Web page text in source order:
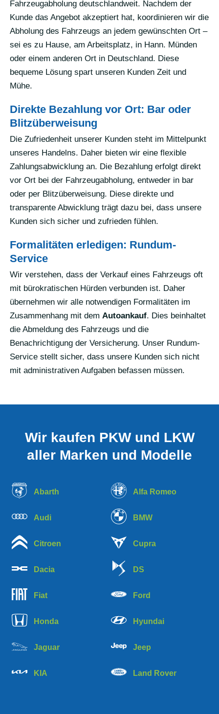
Fahrzeugabholung deutschlandweit. Nachdem der
Kunde das Angebot akzeptiert hat, koordinieren wir die
Abholung des Fahrzeugs an jedem gewünschten Ort –
sei es zu Hause, am Arbeitsplatz, in Hann. Münden
oder einem anderen Ort in Deutschland. Diese
bequeme Lösung spart unseren Kunden Zeit und
Mühe.
Direkte Bezahlung vor Ort: Bar oder
Blitzüberweisung
Die Zufriedenheit unserer Kunden steht im Mittelpunkt
unseres Handelns. Daher bieten wir eine flexible
Zahlungsabwicklung an. Die Bezahlung erfolgt direkt
vor Ort bei der Fahrzeugabholung, entweder in bar
oder per Blitzüberweisung. Diese direkte und
transparente Abwicklung trägt dazu bei, dass unsere
Kunden sich sicher und zufrieden fühlen.
Formalitäten erledigen: Rundum-
Service
Wir verstehen, dass der Verkauf eines Fahrzeugs oft
mit bürokratischen Hürden verbunden ist. Daher
übernehmen wir alle notwendigen Formalitäten im
Zusammenhang mit dem Autoankauf. Dies beinhaltet
die Abmeldung des Fahrzeugs und die
Benachrichtigung der Versicherung. Unser Rundum-
Service stellt sicher, dass unsere Kunden sich nicht
mit administrativen Aufgaben befassen müssen.
Wir kaufen PKW und LKW
aller Marken und Modelle
Abarth Alfa Romeo
Audi BMW
Citroen Cupra
Dacia DS
Fiat Ford
Honda Hyundai
Jaguar Jeep
KIA Land Rover